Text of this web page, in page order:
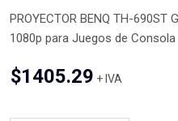
PROYECTOR BENQ TH-690ST
1080p para Juegos de Consola
$1405.29 + IVA